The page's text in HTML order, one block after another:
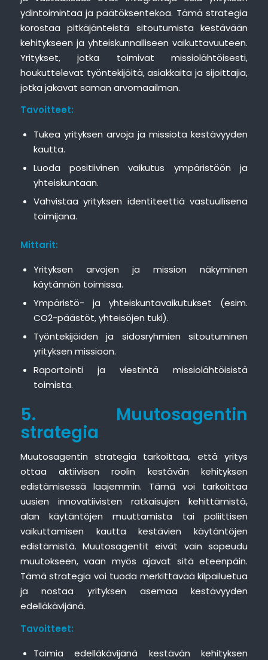
ydintoimintaa ja päätöksentekoa. Tämä strategia
korostaa pitkäjänteistä sitoutumista kestävään
kehitykseen ja yhteiskunnalliseen vaikuttavuuteen.
Yritykset, jotka toimivat missiolähtöisesti,
houkuttelevat työntekijöitä, asiakkaita ja sijoittajia,
jotka jakavat saman arvomaailman.
Tavoitteet:
Tukea yrityksen arvoja ja missiota kestävyyden
kautta.
Luoda positiivinen vaikutus ympäristöön ja
yhteiskuntaan.
Vahvistaa yrityksen identiteettiä vastuullisena
toimijana.
Mittarit:
Yrityksen arvojen ja mission näkyminen
käytännön toimissa.
Ympäristö- ja yhteiskuntavaikutukset (esim.
CO2-päästöt, yhteisöjen tuki).
Työntekijöiden ja sidosryhmien sitoutuminen
yrityksen missioon.
Raportointi ja viestintä missiolähtöisistä
toimista.
5. Muutosagentin
strategia
Muutosagentin strategia tarkoittaa, että yritys
ottaa aktiivisen roolin kestävän kehityksen
edistämisessä laajemmin. Tämä voi tarkoittaa
uusien innovatiivisten ratkaisujen kehittämistä,
alan käytäntöjen muuttamista tai poliittisen
vaikuttamisen kautta kestävien käytäntöjen
edistämistä. Muutosagentit eivät vain sopeudu
muutokseen, vaan myös ajavat sitä eteenpäin.
Tämä strategia voi tuoda merkittävää kilpailuetua
ja nostaa yrityksen asemaa kestävyyden
edelläkävijänä.
Tavoitteet:
Toimia edelläkävijänä kestävän kehityksen